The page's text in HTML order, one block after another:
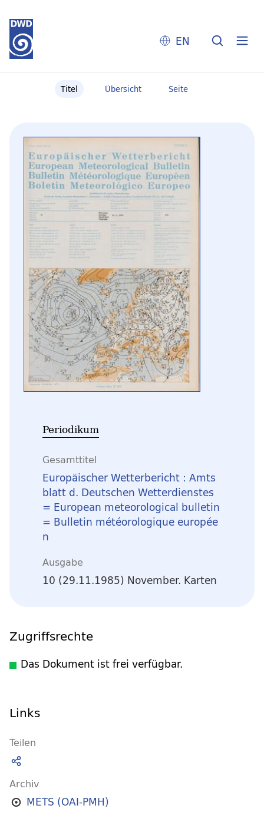
EN
Titel Übersicht Seite
Periodikum
Gesamttitel
Europäischer Wetterbericht : Amts
blatt d. Deutschen Wetterdienstes
= European meteorological bulletin
= Bulletin météorologique europée
n
Ausgabe
10 (29.11.1985) November. Karten
Zugriffsrechte
Das Dokument ist frei verfügbar.
Links
Teilen
Archiv
METS (OAI-PMH)